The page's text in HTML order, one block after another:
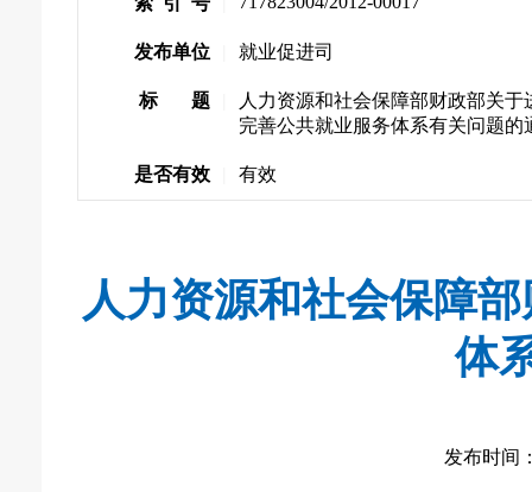
发布单位 就业促进司
标 题
人力资源和社会保障部财政部关于
完善公共就业服务体系有关问题的
是否有效 有效
人力资源和社会保障
体
发布时间